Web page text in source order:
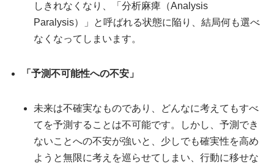
しきれなくなり、「分析麻痺（Analysis
Paralysis）」と呼ばれる状態に陥り、結局何も選べ
なくなってしまいます。
「予測不可能性への不安」
未来は不確実なものであり、どんなに考えてもすべ
てを予測することは不可能です。しかし、予測でき
ないことへの不安が強いと、少しでも確実性を高め
ようと無限に考えを巡らせてしまい、行動に移せな